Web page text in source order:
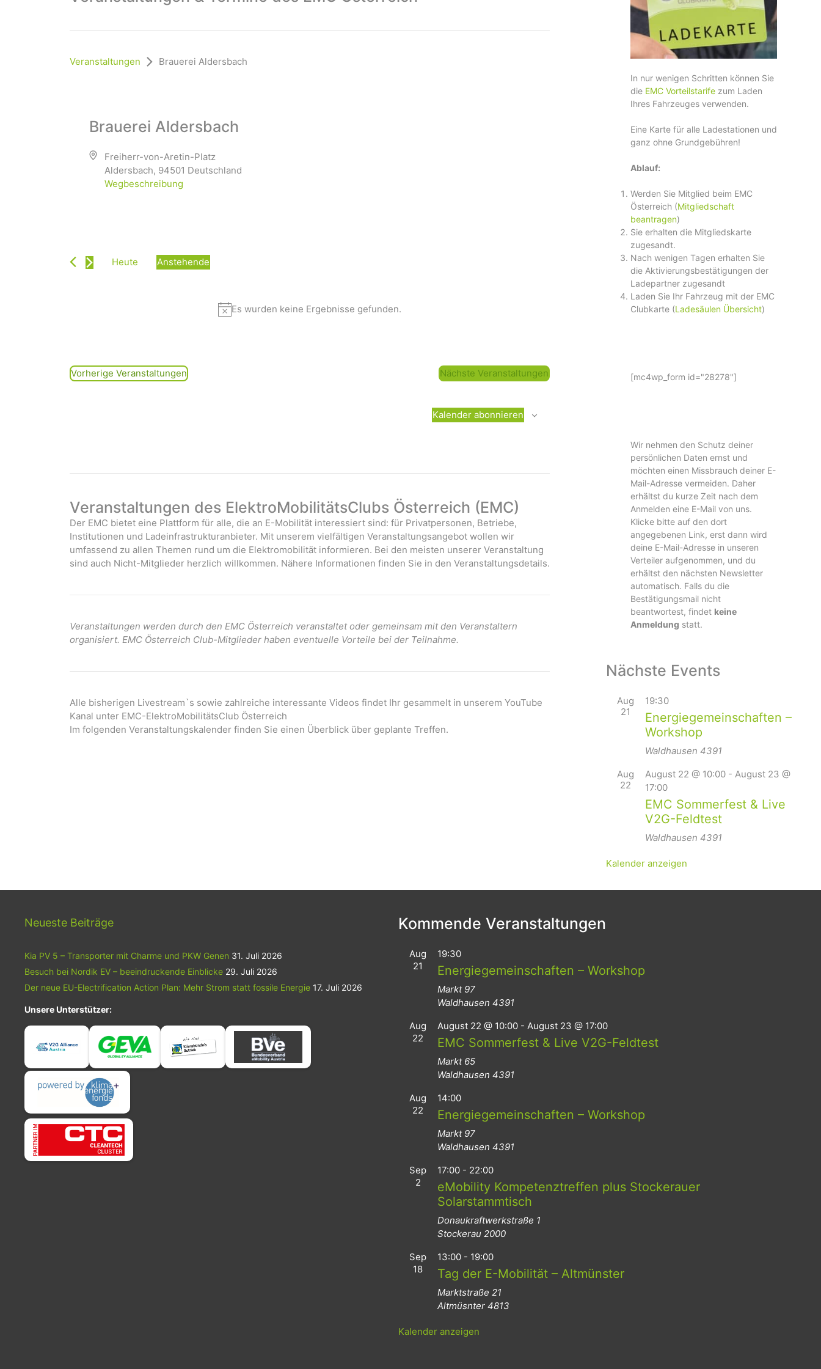
Es wurden keine Ergebnisse gefunden.
Veranstaltungen Brauerei Aldersbach
Brauerei Aldersbach
Freiherr-von-Aretin-Platz
Aldersbach, 94501 Deutschland
Wegbeschreibung
Heute
Anstehende
h
l
Vorherige Veranstaltungen Nächste Veranstaltungen
Kalender abonnieren
Veranstaltungen des ElektroMobilitätsClubs Österreich (EMC)
Der EMC bietet eine Plattform für alle, die an E-Mobilität interessiert sind: für Privatpersonen, Betriebe,
Institutionen und Ladeinfrastrukturanbieter. Mit unserem vielfältigen Veranstaltungsangebot wollen wir
umfassend zu allen Themen rund um die Elektromobilität informieren. Bei den meisten unserer Veranstaltung
sind auch Nicht-Mitglieder herzlich willkommen. Nähere Informationen finden Sie in den Veranstaltungsdetails.
Veranstaltungen werden durch den EMC Österreich veranstaltet oder gemeinsam mit den Veranstaltern
organisiert. EMC Österreich Club-Mitglieder haben eventuelle Vorteile bei der Teilnahme.
Alle bisherigen Livestream`s sowie zahlreiche interessante Videos findet Ihr gesammelt in unserem YouTube
Kanal unter EMC-ElektroMobilitätsClub Österreich
Im folgenden Veranstaltungskalender finden Sie einen Überblick über geplante Treffen.
In nur wenigen Schritten können Sie
die EMC Vorteilstarife zum Laden
Ihres Fahrzeuges verwenden.
Eine Karte für alle Ladestationen und
ganz ohne Grundgebühren!
Ablauf:
Werden Sie Mitglied beim EMC
Österreich (Mitgliedschaft
beantragen)
Sie erhalten die Mitgliedskarte
zugesandt.
Nach wenigen Tagen erhalten Sie
die Aktivierungsbestätigungen der
Ladepartner zugesandt
Laden Sie Ihr Fahrzeug mit der EMC
Clubkarte (Ladesäulen Übersicht)
[mc4wp_form id="28278"]
Wir nehmen den Schutz deiner
persönlichen Daten ernst und
möchten einen Missbrauch deiner E-
Mail-Adresse vermeiden. Daher
erhältst du kurze Zeit nach dem
Anmelden eine E-Mail von uns.
Klicke bitte auf den dort
angegebenen Link, erst dann wird
deine E-Mail-Adresse in unseren
Verteiler aufgenommen, und du
erhältst den nächsten Newsletter
automatisch. Falls du die
Bestätigungsmail nicht
beantwortest, findet keine
Anmeldung statt.
Nächste Events
Aug
21
19:30
Energiegemeinschaften –
Workshop
Waldhausen 4391
Aug
22
August 22 @ 10:00 - August 23 @
17:00
EMC Sommerfest & Live
V2G-Feldtest
Waldhausen 4391
Kalender anzeigen
Neueste Beiträge
Kia PV 5 – Transporter mit Charme und PKW Genen 31. Juli 2026
Besuch bei Nordik EV – beeindruckende Einblicke 29. Juli 2026
Der neue EU-Electrification Action Plan: Mehr Strom statt fossile Energie 17. Juli 2026
Unsere Unterstützer:
Kommende Veranstaltungen
Aug
21
19:30
Energiegemeinschaften – Workshop
Markt 97
Waldhausen 4391
Aug
22
August 22 @ 10:00 - August 23 @ 17:00
EMC Sommerfest & Live V2G-Feldtest
Markt 65
Waldhausen 4391
Aug
22
14:00
Energiegemeinschaften – Workshop
Markt 97
Waldhausen 4391
Sep
2
17:00 - 22:00
eMobility Kompetenztreffen plus Stockerauer
Solarstammtisch
Donaukraftwerkstraße 1
Stockerau 2000
Sep
18
13:00 - 19:00
Tag der E-Mobilität – Altmünster
Marktstraße 21
Altmüsnter 4813
Kalender anzeigen